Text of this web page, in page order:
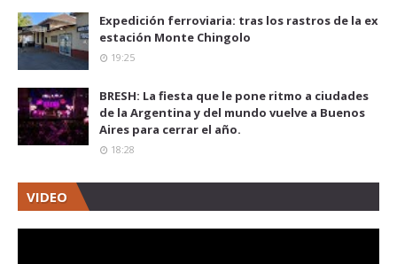
Expedición ferroviaria: tras los rastros de la ex
estación Monte Chingolo
19:25
BRESH: La fiesta que le pone ritmo a ciudades
de la Argentina y del mundo vuelve a Buenos
Aires para cerrar el año.
18:28
VIDEO